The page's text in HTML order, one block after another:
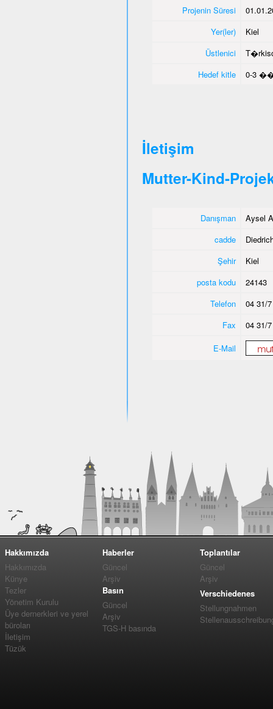
Projenin Süresi
Yer(ler)
Kiel
Üstlenici
Hedef kitle
0-3 ��
İletişim
Mutter-Kind-
Danışman
Aysel
cadde
Şehir
Kiel
posta kodu
24143
Telefon
04 31/
Fax
04 31/
E-Mail
Hakkımızda
Hakkımızda
Künye
Tezler
Yönetim Kurulu
Üye dernerkleri ve yerel
büroları
İletişim
Tüzük
Haberler
Güncel
Arşiv
Basın
Güncel
Arşiv
TGS-H basında
Toplantılar
Güncel
Arşiv
Verschiedenes
Stellungnahmen